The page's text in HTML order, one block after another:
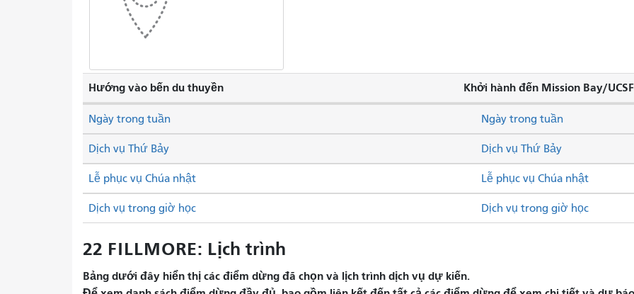
Hướng vào bến du thuyền Khởi hành đến Mission Bay/UCSF
Dịch vụ Thứ Bảy Dịch vụ Thứ Bảy
Lễ phục vụ Chúa nhật Lễ phục vụ Chúa nhật
Ngày trong tuần Ngày trong tuần
Dịch vụ trong giờ học Dịch vụ trong giờ học
22 FILLMORE: Lịch trình
Bảng dưới đây hiển thị các điểm dừng đã chọn và lịch trình dịch vụ dự kiến.